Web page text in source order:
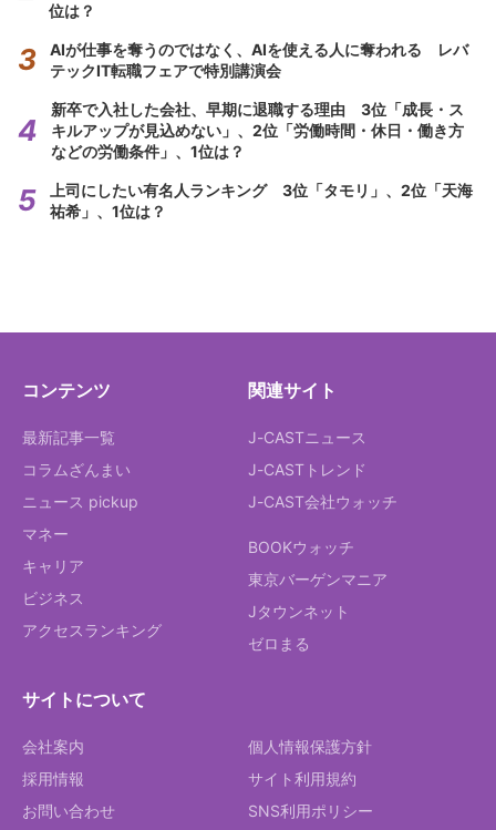
位は？
AIが仕事を奪うのではなく、AIを使える人に奪われる レバ
テックIT転職フェアで特別講演会
新卒で入社した会社、早期に退職する理由 3位「成長・ス
キルアップが見込めない」、2位「労働時間・休日・働き方
などの労働条件」、1位は？
上司にしたい有名人ランキング 3位「タモリ」、2位「天海
祐希」、1位は？
コンテンツ
最新記事一覧
コラムざんまい
ニュース pickup
マネー
キャリア
ビジネス
アクセスランキング
関連サイト
J-CASTニュース
J-CASTトレンド
J-CAST会社ウォッチ
BOOKウォッチ
東京バーゲンマニア
Jタウンネット
ゼロまる
サイトについて
会社案内
採用情報
お問い合わせ
個人情報保護方針
サイト利用規約
SNS利用ポリシー